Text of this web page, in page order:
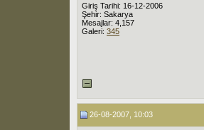
Giriş Tarihi: 16-12-2006
Şehir: Sakarya
Mesajlar: 4,157
Galeri: 345
26-08-2007, 10:03